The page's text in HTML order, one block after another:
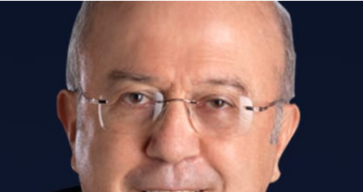
رياضة
كأس العالم